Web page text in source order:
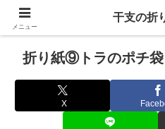
折り紙⑨トラのポチ
X
メニュー
干支の折